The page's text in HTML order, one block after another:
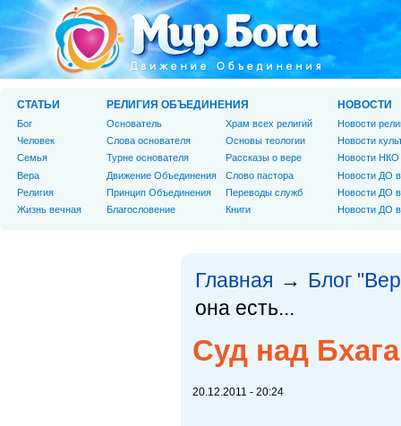
Главная → Блог
она есть...
Суд над
20.12.2011 - 20:24
СТАТЬИ
Бог
Человек
Cемья
Вера
Религия
Жизнь вечная
РЕЛИГИЯ ОБЪЕДИНЕНИЯ
Основатель
Слова основателя
Турне основателя
Движение Объединения
Принцип Объединения
Благословение
Храм всех религий
Основы теологии
Рассказы о вере
Слово пастора
Переводы служб
Книги
НОВОСТИ
Новости
Новости
Новости НКО
Новости ДО
Новости ДО
Новости ДО